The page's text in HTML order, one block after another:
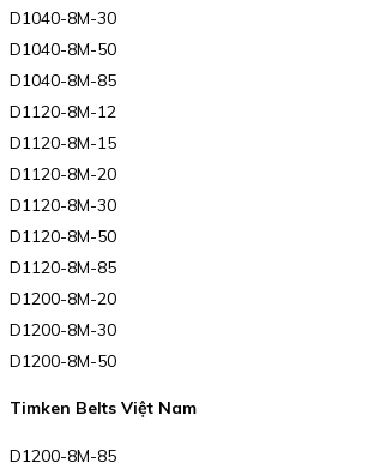
D1040-8M-30
D1040-8M-50
D1040-8M-85
D1120-8M-12
D1120-8M-15
D1120-8M-20
D1120-8M-30
D1120-8M-50
D1120-8M-85
D1200-8M-20
D1200-8M-30
D1200-8M-50
Timken Belts Việt Nam
D1200-8M-85